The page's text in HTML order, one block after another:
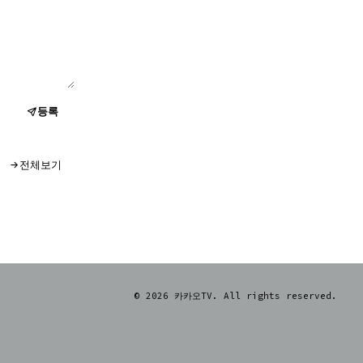
등록
전체보기
© 2026 카카오TV. All rights reserved.